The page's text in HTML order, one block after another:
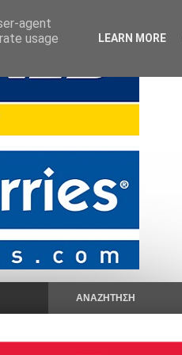
agent
usage
LEARN MORE